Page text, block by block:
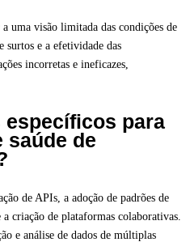
uma visão limitada das condições de
surtos e a efetividade das
incorretas e ineficazes,
específicos para
saúde de
de APIs, a adoção de padrões de
criação de plataformas colaborativas.
e análise de dados de múltiplas